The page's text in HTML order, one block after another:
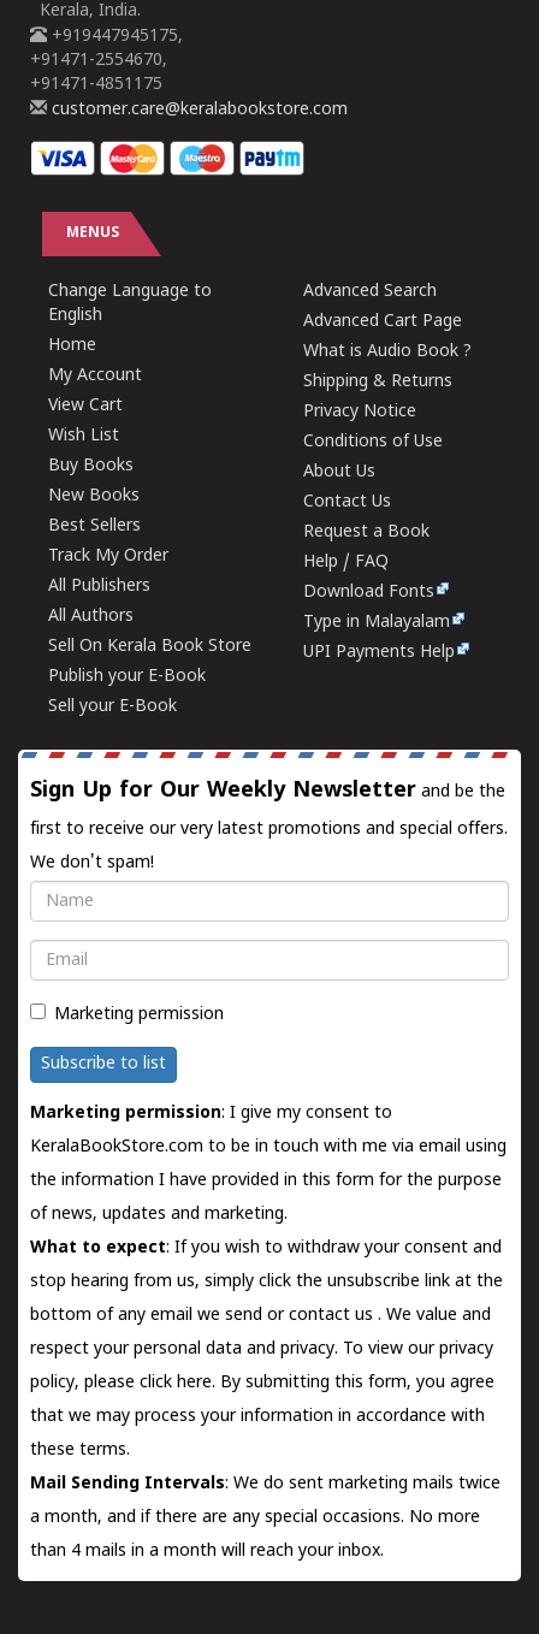
Kerala, India.
+919447945175,
+91471-2554670,
+91471-4851175
customer.care@keralabookstore.com
MENUS
Change Language to
English
Home
My Account
View Cart
Wish List
Buy Books
New Books
Best Sellers
Track My Order
All Publishers
All Authors
Sell On Kerala Book Store
Publish your E-Book
Sell your E-Book
Advanced Search
Advanced Cart Page
What is Audio Book ?
Shipping & Returns
Privacy Notice
Conditions of Use
About Us
Contact Us
Request a Book
Help / FAQ
Download Fonts
Type in Malayalam
UPI Payments Help
Sign Up for Our Weekly Newsletter and be the
first to receive our very latest promotions and special offers.
We don't spam!
Name
Email
Marketing permission
Subscribe to list
Marketing permission: I give my consent to
KeralaBookStore.com to be in touch with me via email using
the information I have provided in this form for the purpose
of news, updates and marketing.
What to expect: If you wish to withdraw your consent and
stop hearing from us, simply click the unsubscribe link at the
bottom of any email we send orcontact us . We value and
respect your personal data and privacy. To view our privacy
policy, please click here. By submitting this form, you agree
that we may process your information in accordance with
these terms.
Mail Sending Intervals: We do sent marketing mails twice
a month, and if there are any special occasions. No more
than 4 mails in a month will reach your inbox.